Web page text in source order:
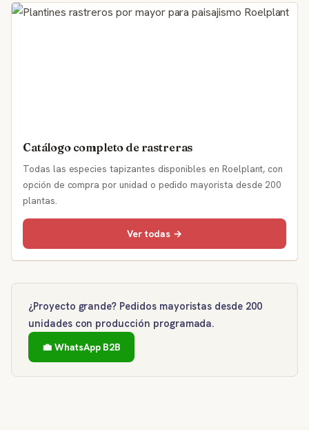
Catálogo completo de rastreras
Todas las especies tapizantes disponibles en Roelplant, con
opción de compra por unidad o pedido mayorista desde 200
plantas.
Ver todas →
¿Proyecto grande? Pedidos mayoristas desde 200
unidades con producción programada.
💼 WhatsApp B2B